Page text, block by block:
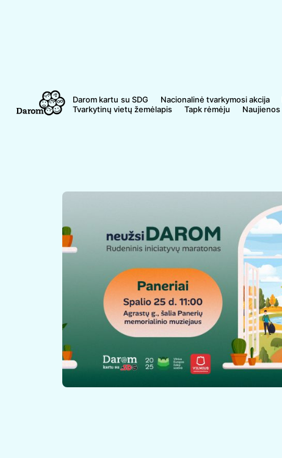
Darom kartu Nacionalinė tvarkymosi akcija
Tvarkytinų vietų žemėlapis
Tapk rėmėju Naujienos